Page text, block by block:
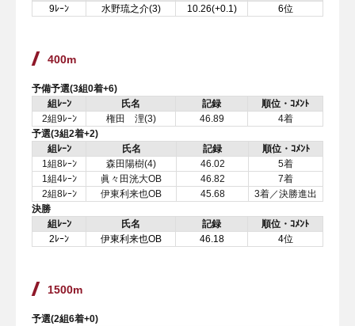
9ﾚｰﾝ
水野琉之介(3) 10.26(+0.1) 6位
400m
予備予選(3組0着+6)
組ﾚｰﾝ
氏名 記録
順位・ｺﾒﾝﾄ
2組9ﾚｰﾝ
権田 浬(3) 46.89
4着
予選(3組2着+2)
組ﾚｰﾝ
氏名 記録
順位・ｺﾒﾝﾄ
1組8ﾚｰﾝ
森田陽樹(4) 46.02
5着
1組4ﾚｰﾝ
眞々田洸大OB 46.82
7着
2組8ﾚｰﾝ
伊東利来也OB 45.68
3着／決勝進出
決勝
組ﾚｰﾝ
氏名 記録
順位・ｺﾒﾝﾄ
2ﾚｰﾝ
伊東利来也OB 46.18 4位
1500m
予選(2組6着+0)